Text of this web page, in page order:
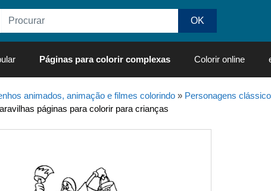
Páginas para colorir complexas Colorir online
animados, animação e filmes colorindo» Personagens
páginas para colorir para crianças